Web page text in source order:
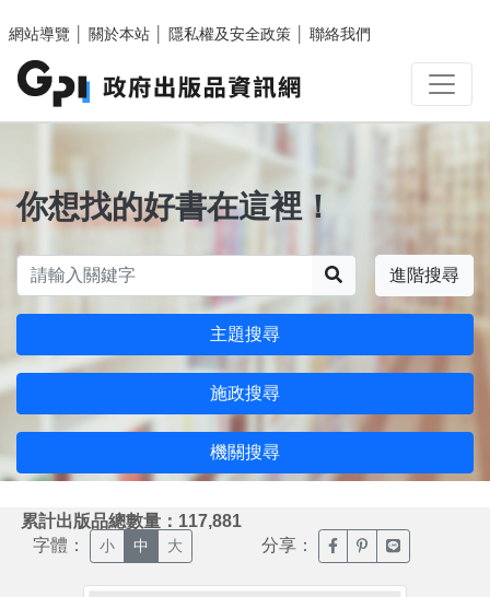
網站導覽
關於本站 隱私權及安全政策 聯絡我們
你想找的好書在這裡！
進階搜尋
主題搜尋
施政搜尋
機關搜尋
累計出版品總數量：117,881
字體： 小 中 大 分享： 臉書分享(另開新視窗)
噗浪分享(另開新
Line分享(另